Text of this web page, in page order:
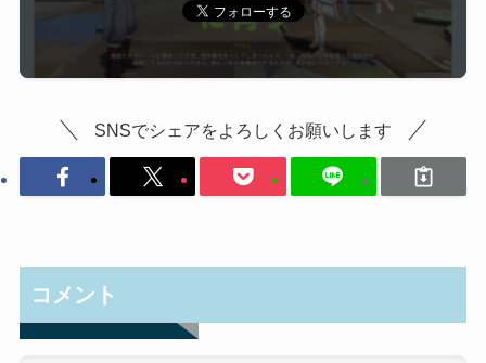
SNSでシェアをよろしくお願いします
コメント